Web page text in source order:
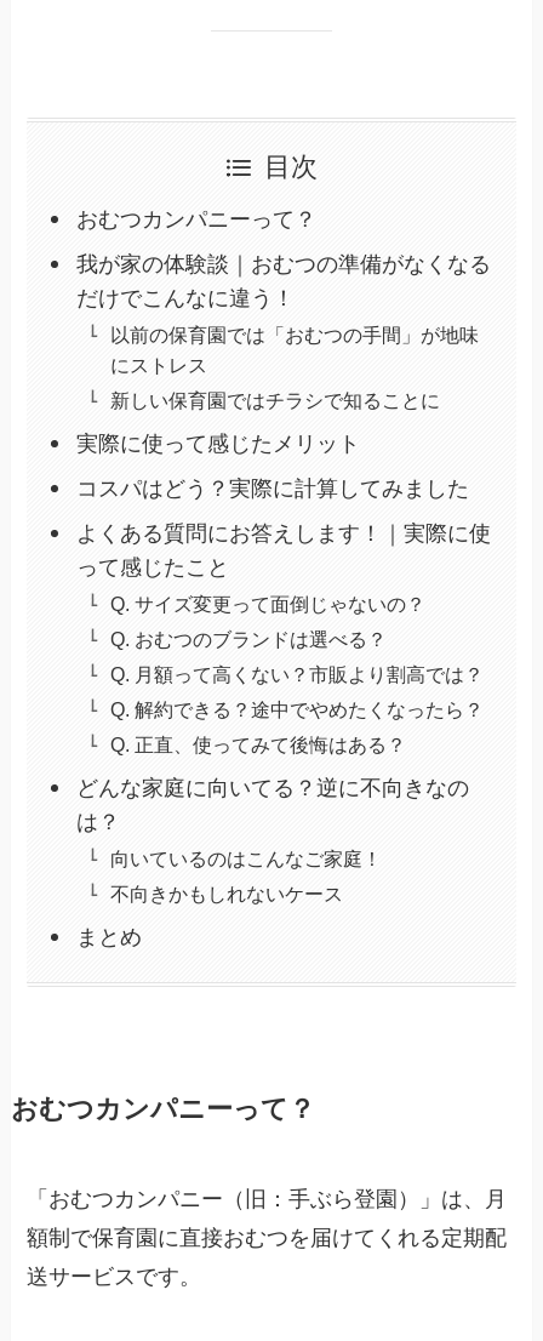
目次
おむつカンパニーって？
我が家の体験談｜おむつの準備がなくなる
だけでこんなに違う！
以前の保育園では「おむつの手間」が地味
にストレス
新しい保育園ではチラシで知ることに
実際に使って感じたメリット
コスパはどう？実際に計算してみました
よくある質問にお答えします！｜実際に使
って感じたこと
Q. サイズ変更って面倒じゃないの？
Q. おむつのブランドは選べる？
Q. 月額って高くない？市販より割高では？
Q. 解約できる？途中でやめたくなったら？
Q. 正直、使ってみて後悔はある？
どんな家庭に向いてる？逆に不向きなの
は？
向いているのはこんなご家庭！
不向きかもしれないケース
まとめ
おむつカンパニーって？
「おむつカンパニー（旧：手ぶら登園）」は、月
額制で保育園に直接おむつを届けてくれる定期配
送サービスです。